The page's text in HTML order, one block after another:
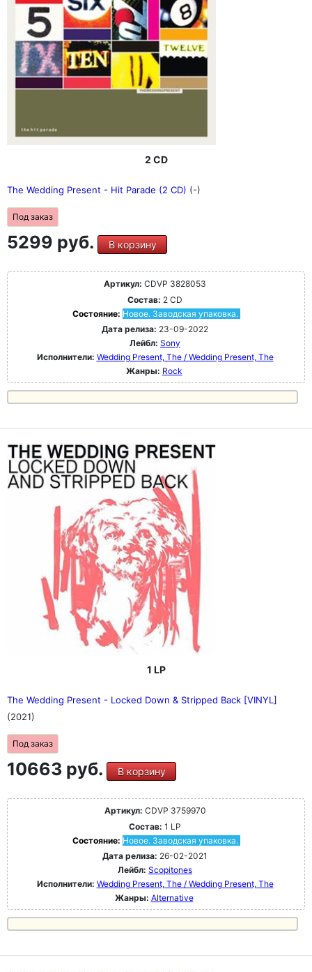
2 CD
The Wedding Present - Hit Parade (2 CD) (-)
Под заказ
5299 руб. В корзину
Артикул: CDVP 3828053
Состав: 2 CD
Состояние: Новое. Заводская упаковка.
Дата релиза: 23-09-2022
Лейбл: Sony
Исполнители: Wedding Present, The / Wedding Present, The
Жанры: Rock
1 LP
The Wedding Present - Locked Down & Stripped Back [VINYL]
(2021)
Под заказ
10663 руб. В корзину
Артикул: CDVP 3759970
Состав: 1 LP
Состояние: Новое. Заводская упаковка.
Дата релиза: 26-02-2021
Лейбл: Scopitones
Исполнители: Wedding Present, The / Wedding Present, The
Жанры: Alternative